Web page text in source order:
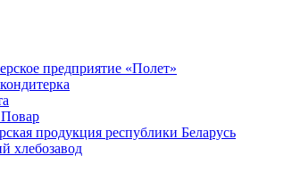
предприятие «Полет»
продукция республики Беларусь
хлебозавод